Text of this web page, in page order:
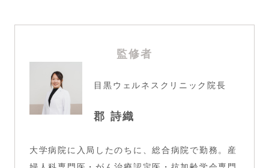
監修者
目黒ウェルネスクリニック 院長
郡 詩織
大学病院に入局したのちに、総合病院で勤務。産